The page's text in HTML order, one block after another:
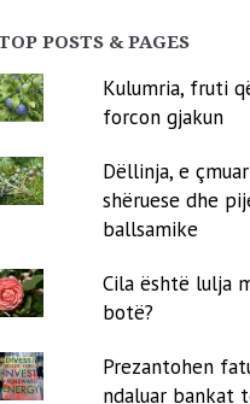
POSTS & PAGES
Kulumria, fruti
forcon gjakun
Dëllinja, e
shëruese dhe
ballsamike
Cila është lulja
botë?
Prezantohen
ndaluar bankat